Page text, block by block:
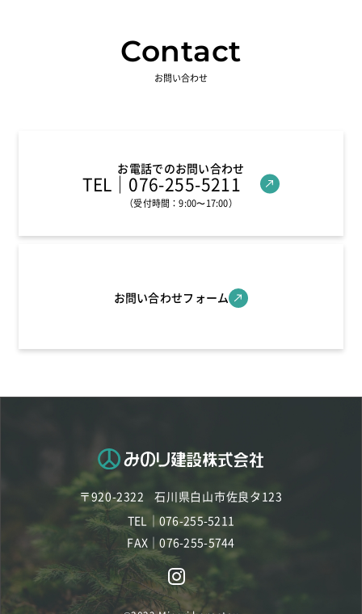
Contact
お問い合わせ
お電話でのお問い合わせ
TEL｜076-255-5211
（受付時間：9:00〜17:00）
お問い合わせフォーム
〒920-2322
石川県白山市佐良タ123
TEL｜076-255-5211
FAX｜076-255-5744